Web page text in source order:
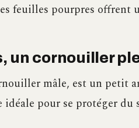
feuilles pourpres offrent
un cornouiller
mâle, est un petit
idéale pour se protéger du